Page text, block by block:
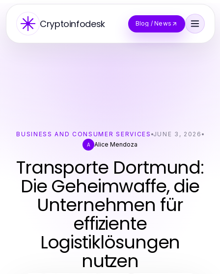
Cryptoinfodesk Blog / News
BUSINESS AND CONSUMER SERVICES JUNE 3, 2026
A Alice Mendoza
Transporte Dortmund:
Die Geheimwaffe, die
Unternehmen für
effiziente
Logistiklösungen
nutzen